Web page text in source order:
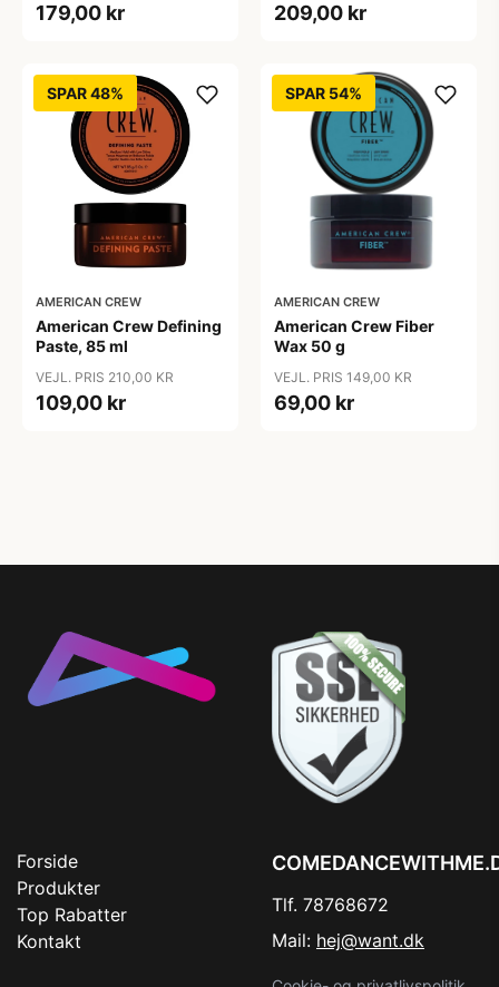
179,00 kr 209,00 kr
SPAR 48%
AMERICAN CREW
American Crew Defining
Paste, 85 ml
VEJL. PRIS 210,00 KR
109,00 kr
SPAR 54%
AMERICAN CREW
American Crew Fiber
Wax 50 g
VEJL. PRIS 149,00 KR
69,00 kr
Forside
Produkter
Top Rabatter
Kontakt
Tlf. 78768672
Mail: hej@want.dk